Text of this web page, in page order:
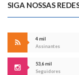
SIGA NOSSAS
4 mil
Assinantes
53,6 mil
Seguidores